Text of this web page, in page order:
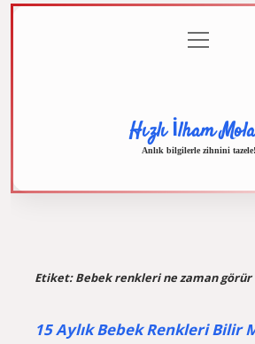
menüyü
aç
Hızlı İlham
Anlık bilgilerle zihnini tazele!
Etiket:Bebek renkleri ne zaman görür
15 Aylık Bebek Renkleri Bilir